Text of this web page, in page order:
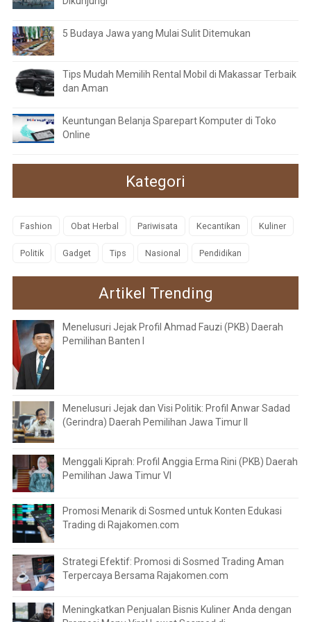
5 Budaya Jawa yang Mulai Sulit Ditemukan
Tips Mudah Memilih Rental Mobil di Makassar Terbaik
dan Aman
Keuntungan Belanja Sparepart Komputer di Toko
Online
Kategori
Fashion Obat Herbal Pariwisata Kecantikan Kuliner
Politik Gadget Tips Nasional Pendidikan
Artikel Trending
Menelusuri Jejak Profil Ahmad Fauzi (PKB) Daerah
Pemilihan Banten I
Menelusuri Jejak dan Visi Politik: Profil Anwar Sadad
(Gerindra) Daerah Pemilihan Jawa Timur II
Menggali Kiprah: Profil Anggia Erma Rini (PKB) Daerah
Pemilihan Jawa Timur VI
Promosi Menarik di Sosmed untuk Konten Edukasi
Trading di Rajakomen.com
Strategi Efektif: Promosi di Sosmed Trading Aman
Terpercaya Bersama Rajakomen.com
Meningkatkan Penjualan Bisnis Kuliner Anda dengan